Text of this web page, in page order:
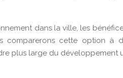
dans la ville, les
comparerons cette option à
plus large du développement